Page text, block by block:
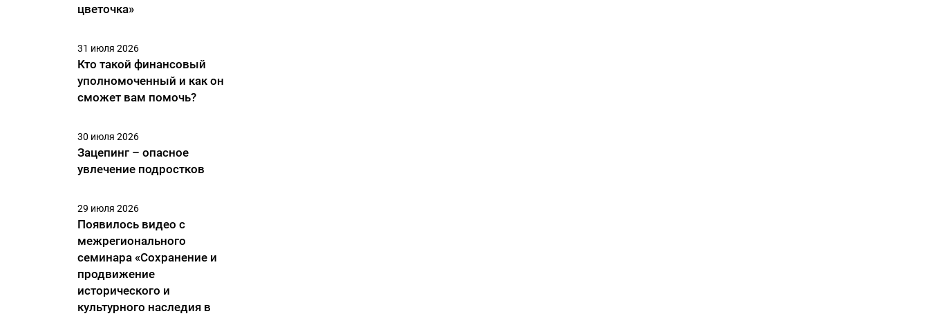
цветочка»
31 июля 2026
Кто такой финансовый
уполномоченный и как он
сможет вам помочь?
30 июля 2026
Зацепинг – опасное
увлечение подростков
29 июля 2026
Появилось видео с
межрегионального
семинара «Сохранение и
продвижение
исторического и
культурного наследия в